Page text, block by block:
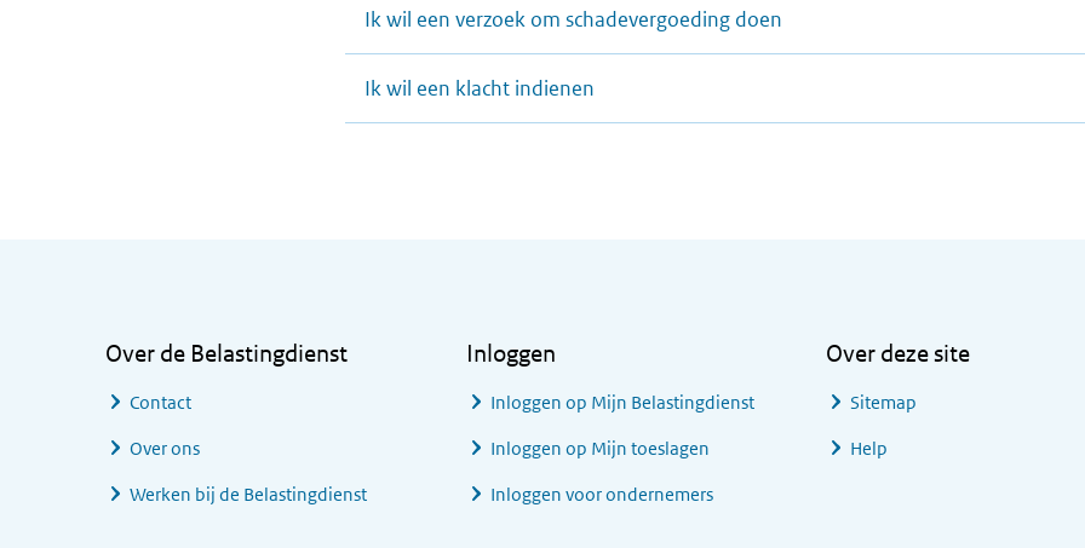
Ik wil een verzoek om schadevergoeding doen
Ik wil een klacht indienen
Over de Belastingdienst
Contact
Over ons
Werken bij de Belastingdienst
Inloggen
Inloggen op Mijn Belastingdienst
Inloggen op Mijn toeslagen
Inloggen voor ondernemers
Over deze site
Sitemap
Help